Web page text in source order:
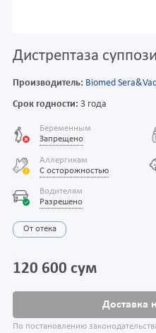
Дистрептаза
Производитель: Biomed
Срок годности: 3 года
Беременным
Запрещено
Аллергикам
С осторожностью
Водителям
Разрешено
От отека
120 600 сум
Доставка
По постановлению